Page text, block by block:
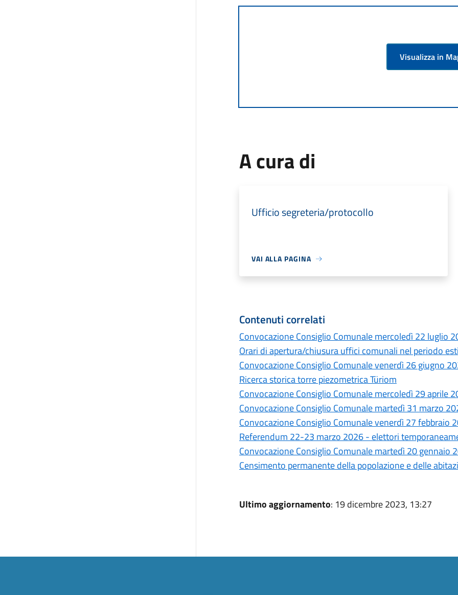
Visualizza in
A cura di
Ufficio segreteria/protocollo
VAI ALLA PAGINA
Contenuti correlati
Convocazione Consiglio Comunale mercoledì 22 luglio
Orari di apertura/chiusura uffici comunali nel periodo
Convocazione Consiglio Comunale venerdì 26 giugno
Ricerca storica torre piezometrica Türiom
Convocazione Consiglio Comunale mercoledì 29 aprile
Convocazione Consiglio Comunale martedì 31 marzo
Convocazione Consiglio Comunale venerdì 27 febbraio
Referendum 22-23 marzo 2026 - elettori
Convocazione Consiglio Comunale martedì 20 gennaio
Censimento permanente della popolazione e delle
Ultimo aggiornamento: 19 dicembre 2023, 13:27